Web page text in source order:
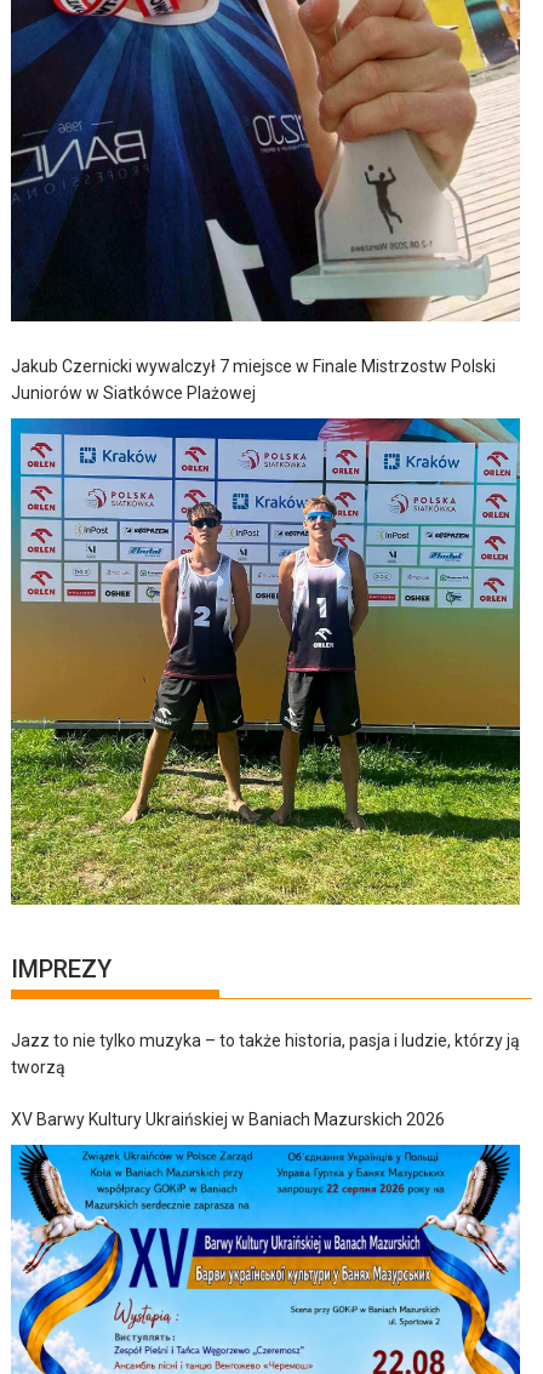
Jakub Czernicki wywalczył 7 miejsce w Finale Mistrzostw Polski
Juniorów w Siatkówce Plażowej
IMPREZY
Jazz to nie tylko muzyka – to także historia, pasja i ludzie, którzy ją
tworzą
XV Barwy Kultury Ukraińskiej w Baniach Mazurskich 2026